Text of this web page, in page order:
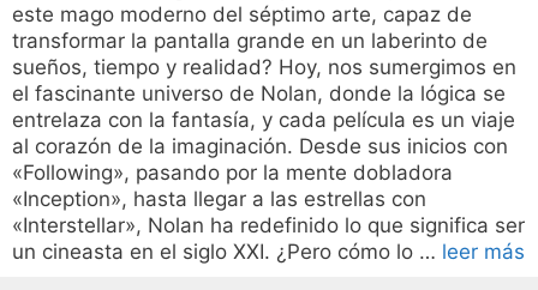
este mago moderno del séptimo arte, capaz de
transformar la pantalla grande en un laberinto de
sueños, tiempo y realidad? Hoy, nos sumergimos en
el fascinante universo de Nolan, donde la lógica se
entrelaza con la fantasía, y cada película es un viaje
al corazón de la imaginación. Desde sus inicios con
«Following», pasando por la mente dobladora
«Inception», hasta llegar a las estrellas con
«Interstellar», Nolan ha redefinido lo que significa ser
un cineasta en el siglo XXI. ¿Pero cómo lo … leer más